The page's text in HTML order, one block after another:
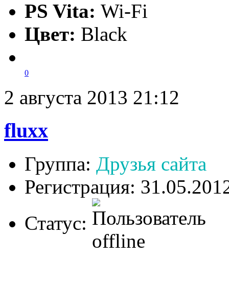
PS Vita: Wi-Fi
Цвет: Black
0
2 августа 2013 21:12
fluxx
Группа: Друзья сайта
Регистрация:
Статус: